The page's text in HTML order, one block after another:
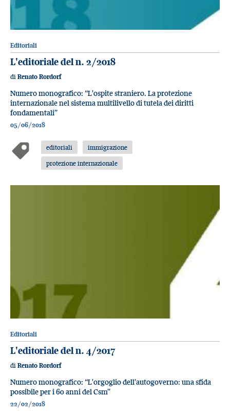
Editoriali
L'editoriale del n. 2/2018
di Renato Rordorf
Numero monografico: “L'ospite straniero. La protezione
internazionale nel sistema multilivello di tutela dei diritti
fondamentali”
05/06/2018
editoriali
immigrazione
protezione internazionale
Editoriali
L'editoriale del n. 4/2017
di Renato Rordorf
Numero monografico: “L'orgoglio dell'autogoverno: una sfida
possibile per i 60 anni del Csm”
22/02/2018